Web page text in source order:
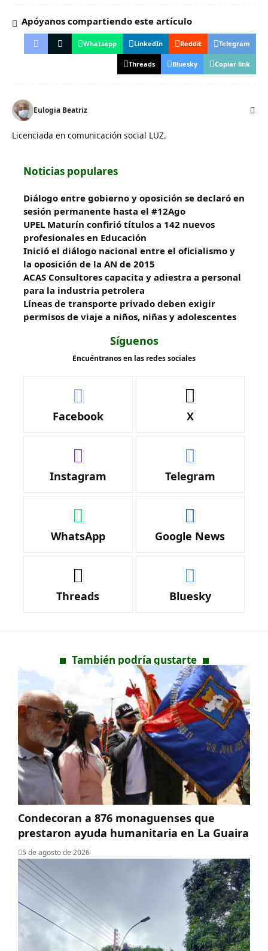
Apóyanos compartiendo este artículo
Whatsapp LinkedIn Reddit Telegram
Threads Bluesky Copiar link
Eulogia Beatriz
Licenciada en comunicación social LUZ.
Noticias populares
Diálogo entre gobierno y oposición se declaró en
sesión permanente hasta el #12Ago
UPEL Maturín confirió títulos a 142 nuevos
profesionales en Educación
Inició el diálogo nacional entre el oficialismo y
la oposición de la AN de 2015
ACAS Consultores capacita y adiestra a personal
para la industria petrolera
Líneas de transporte privado deben exigir
permisos de viaje a niños, niñas y adolescentes
Síguenos
Encuéntranos en las redes sociales
Facebook X
Instagram Telegram
WhatsApp Google News
Threads Bluesky
También podría gustarte
Condecoran a 876 monaguenses que
prestaron ayuda humanitaria en La Guaira
5 de agosto de 2026